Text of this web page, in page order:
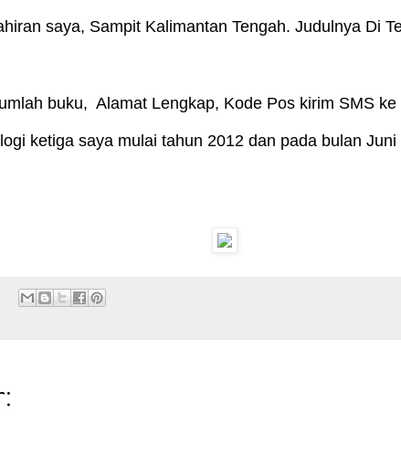
saya, Sampit Kalimantan Tengah. Judulnya Di
buku, Alamat Lengkap, Kode Pos kirim SMS
ketiga saya mulai tahun 2012 dan pada bulan